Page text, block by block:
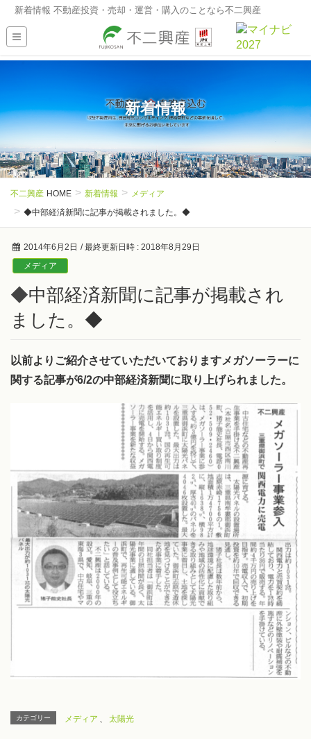
新着情報 不動産投資・売却・運営・購入のことなら不二興産
新着情報
不二興産 HOME 新着情報
メディア
◆中部経済新聞に記事が掲載されました。◆
2014年6月2日 / 最終更新日時 : 2018年8月29日
メディア
◆中部経済新聞に記事が掲載され
ました。◆
以前よりご紹介させていただいておりますメガソーラーに
関する記事が6/2の中部経済新聞に取り上げられました。
カテゴリー メディア 、 太陽光